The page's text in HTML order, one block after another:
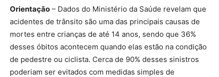
Orientação – Dados do Ministério da Saúde revelam que
acidentes de trânsito são uma das principais causas de
mortes entre crianças de até 14 anos, sendo que 36%
desses óbitos acontecem quando elas estão na condição
de pedestre ou ciclista. Cerca de 90% desses sinistros
poderiam ser evitados com medidas simples de